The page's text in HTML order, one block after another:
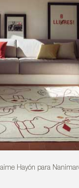
Hayón para